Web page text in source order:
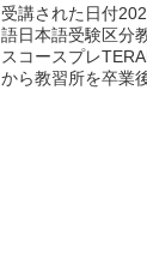
受講された日付
語日本語受験区分
スコースプレ
から教習所を卒業